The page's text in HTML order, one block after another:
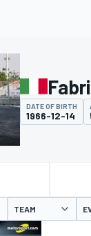
WEC
DATE OF BIRTH
1966-12-14
TEAM